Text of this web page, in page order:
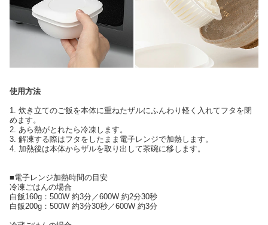
使用方法
1. 炊き立てのご飯を本体に重ねたザルにふんわり軽く入れてフタを閉
めます。
2. あら熱がとれたら冷凍します。
3. 解凍する際はフタをしたまま電子レンジで加熱します。
4. 加熱後は本体からザルを取り出して茶碗に移します。
■電子レンジ加熱時間の目安
冷凍ごはんの場合
白飯160g：500W 約3分／600W 約2分30秒
白飯200g：500W 約3分30秒／600W 約3分